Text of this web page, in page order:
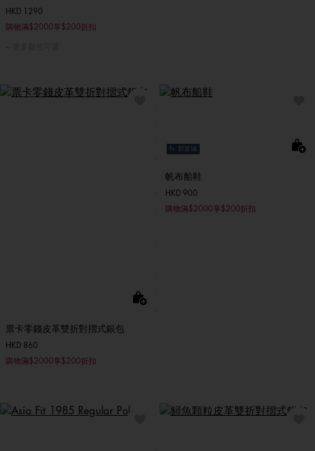
HKD 1290
購物滿$2000享$200折扣
票卡零錢皮革雙折對摺式銀包
HKD 860
購物滿$2000享$200折扣
Ft. 郭富城
帆布船鞋
HKD 900
購物滿$2000享$200折扣